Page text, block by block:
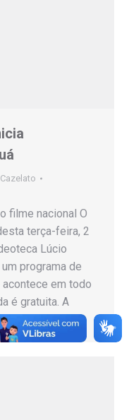
filme nacional O
terça-feira, 2
Lúcio
programa de
em todo
é gratuita. A